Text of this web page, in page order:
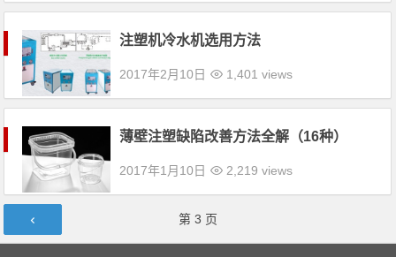
注塑机冷水机选用方法
2017年2月10日 1,401 views
薄壁注塑缺陷改善方法全解（16种）
2017年1月10日 2,219 views
文章导航 第 3 页